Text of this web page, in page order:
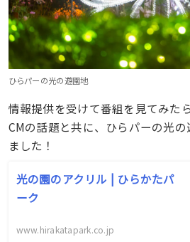
ひらパーの光の遊園地
情報提供を受けて番組を見てみた
CMの話題と共に、ひらパーの光
ました！
光の園のアクリル | ひらかたパ
ーク
www.hirakatapark.co.jp